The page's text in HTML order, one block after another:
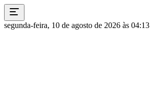
segunda-feira, 10 de agosto de 2026 às 04:13